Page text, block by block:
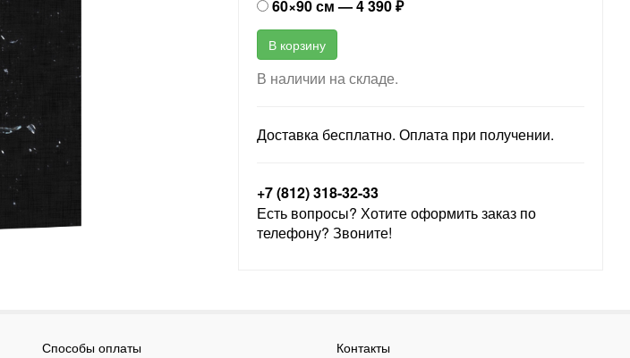
60×90 см —4 390₽
В корзину
В наличии на складе.
Доставка бесплатно. Оплата при получении.
+7 (812) 318-32-33
Есть вопросы? Хотите оформить заказ по
телефону? Звоните!
Способы оплаты Контакты